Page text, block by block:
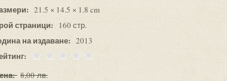
21.5 × 14.5 × 1.8 cm
страници: 160 стр.
на издаване: 2013
8,00 лв.